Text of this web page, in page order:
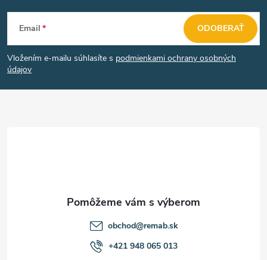
Z
á
p
Email
Vložením e-mailu súhlasíte s podmienkami ochrany osobných
údajov
ODOBERAŤ
obchod@remab.sk
+421 948 065 013